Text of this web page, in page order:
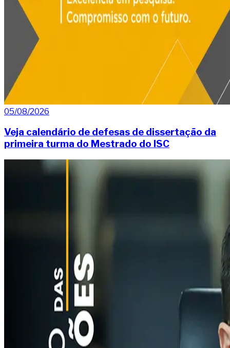
05/08/2026
Veja calendário de defesas de dissertação da
primeira turma do Mestrado do ISC